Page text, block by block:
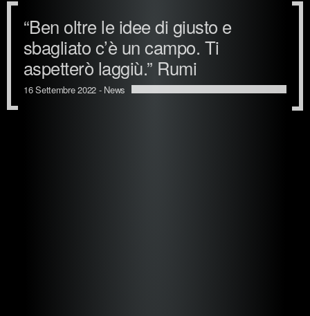
“Ben oltre le idee di giusto e
sbagliato c’è un campo. Ti
aspetterò laggiù.” Rumi
16 Settembre 2022 - News